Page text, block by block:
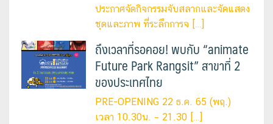
ประกาศจัดกิจกรรมจับสลากและจัดแสดง
ชุดและภาพ ที่ระลึกการจ […]
ถึงเวลาที่รอคอย! พบกับ “animate
Future Park Rangsit” สาขาที่ 2
ของประเทศไทย
PRE-OPENING 22 ธ.ค. 65 (พฤ.)
เวลา 10.30น. – 21.30 […]